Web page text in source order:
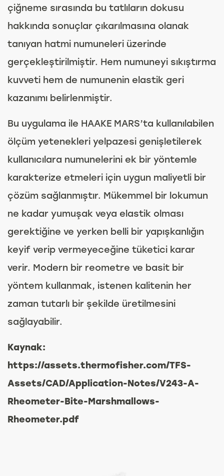
çiğneme sırasında bu tatlıların dokusu
hakkında sonuçlar çıkarılmasına olanak
tanıyan hatmi numuneleri üzerinde
gerçekleştirilmiştir. Hem numuneyi sıkıştırma
kuvveti hem de numunenin elastik geri
kazanımı belirlenmiştir.
Bu uygulama ile HAAKE MARS’ta kullanılabilen
ölçüm yetenekleri yelpazesi genişletilerek
kullanıcılara numunelerini ek bir yöntemle
karakterize etmeleri için uygun maliyetli bir
çözüm sağlanmıştır. Mükemmel bir lokumun
ne kadar yumuşak veya elastik olması
gerektiğine ve yerken belli bir yapışkanlığın
keyif verip vermeyeceğine tüketici karar
verir. Modern bir reometre ve basit bir
yöntem kullanmak, istenen kalitenin her
zaman tutarlı bir şekilde üretilmesini
sağlayabilir.
Kaynak:
https://assets.thermofisher.com/TFS-
Assets/CAD/Application-Notes/V243-A-
Rheometer-Bite-Marshmallows-
Rheometer.pdf